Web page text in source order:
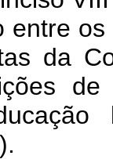
entre
da